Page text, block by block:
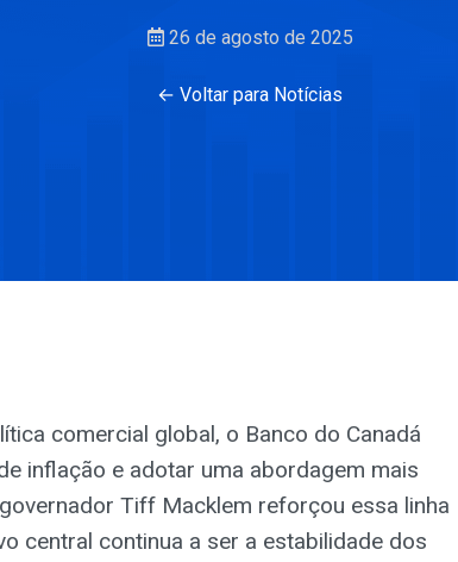
26 de agosto de 2025
← Voltar para Notícias
comercial global, o Banco do Canadá
inflação e adotar uma abordagem mais
Tiff Macklem reforçou essa linha
central continua a ser a estabilidade dos